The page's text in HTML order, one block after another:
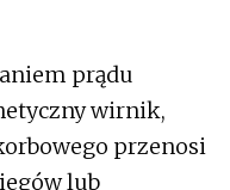
prądu
wirnik,
przenosi
lub